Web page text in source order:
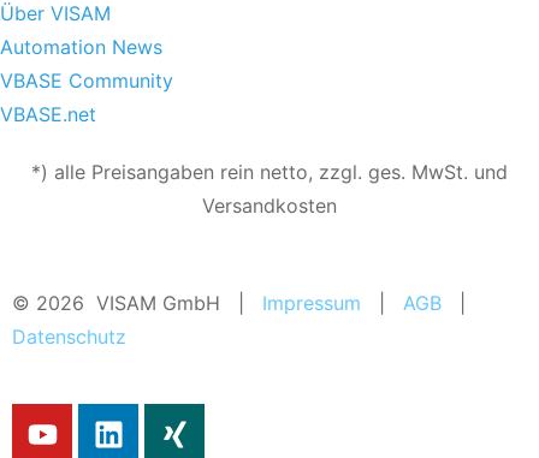
Über VISAM
Automation News
VBASE Community
VBASE.net
*) alle Preisangaben rein netto, zzgl. ges. MwSt. und
Versandkosten
© 2026 VISAM GmbH | Impressum AGB
Datenschutz